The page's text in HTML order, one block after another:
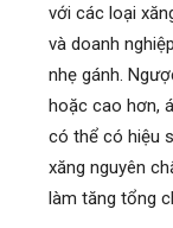
với các loại
và doanh
nhẹ gánh.
hoặc cao hơn,
có thể có hiệu
xăng nguyên
làm tăng tổng